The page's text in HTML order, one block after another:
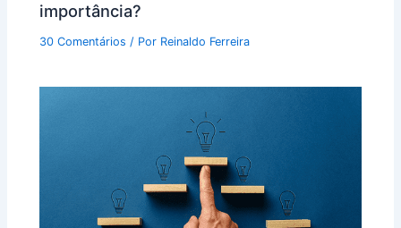
importância?
30 Comentários / Por Reinaldo Ferreira